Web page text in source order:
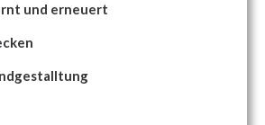
und erneuert